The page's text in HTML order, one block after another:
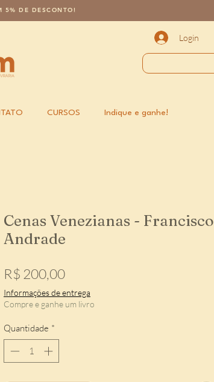
5% DE DESCONTO!
Login
CURSOS Indique e ganhe!
Cenas Venezianas - Francisco
Andrade
R$ 200,00Preço
Informações de entrega
Compre e ganhe um livro
Quantidade *